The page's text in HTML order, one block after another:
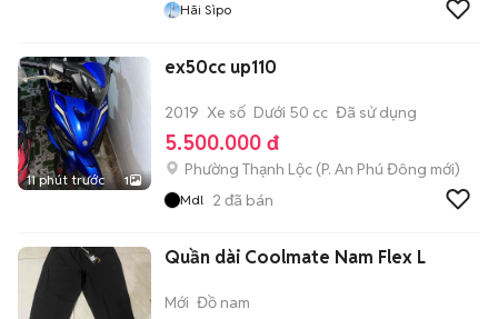
Hãi Sìpo
11 phút trước 1
ex50cc up110
2019 Xe số Dưới 50 cc Đã sử dụng
5.500.000 đ
Phường Thạnh Lộc (P. An Phú Đông mới)
Mdl 2 đã bán
Quần dài Coolmate Nam Flex L
Mới Đồ nam